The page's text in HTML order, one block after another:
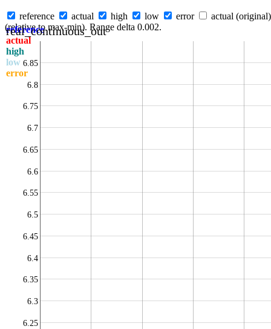
real_continuous_out
reference
actual
high
low
error
6.25
6.3
6.35
6.4
6.45
6.5
6.55
6.6
6.65
6.7
6.75
6.8
6.85
reference actual high low error
actual (original)
(relative to max-min). Range delta 0.002.